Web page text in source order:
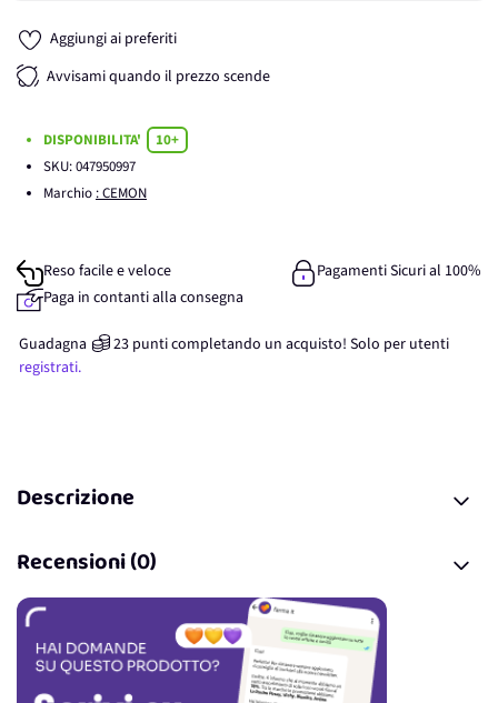
Aggiungi ai preferiti
Avvisami quando il prezzo scende
DISPONIBILITA'
10+
SKU:047950997
Marchio : CEMON
Reso facile e veloce
Pagamenti Sicuri al 100%
Paga in contanti alla consegna
Guadagna 23 punticompletando un acquisto! Solo per utenti
registrati.
Descrizione
Recensioni (0)